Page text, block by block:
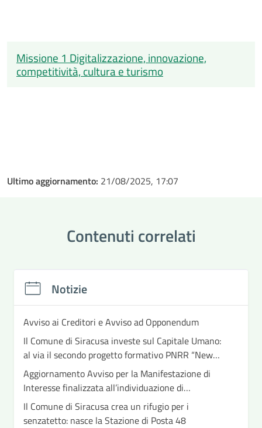
Missione 1 Digitalizzazione, innovazione,
competitività, cultura e turismo
Ultimo aggiornamento: 21/08/2025, 17:07
Contenuti correlati
Notizie
Avviso ai Creditori e Avviso ad Opponendum
Il Comune di Siracusa investe sul Capitale Umano:
al via il secondo progetto formativo PNRR “New
Public Management”
Aggiornamento Avviso per la Manifestazione di
Interesse finalizzata all’individuazione di
beneficiari da inserire nei gruppi appartamento –
Housing – Linea di investimento PNRR M5C2I1.2
Il Comune di Siracusa crea un rifugio per i
senzatetto: nasce la Stazione di Posta 48